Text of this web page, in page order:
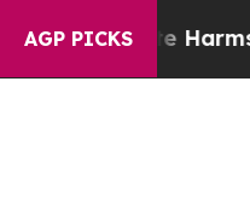
AGP PICKS
Harms to Youth